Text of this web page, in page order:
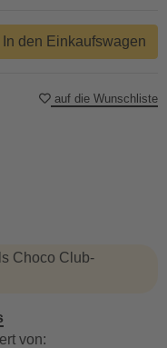
Choco Club-
von:
In den Einkaufswagen
auf die Wunschliste